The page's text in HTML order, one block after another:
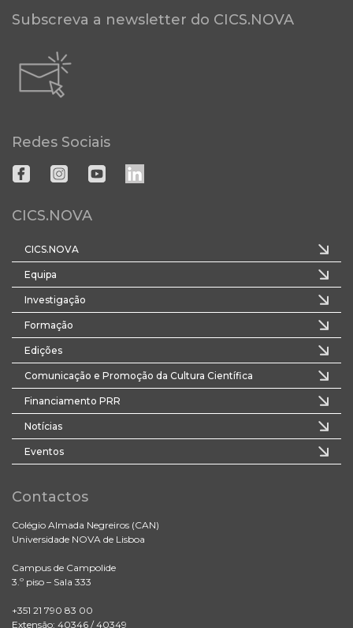
Subscreva a newsletter do CICS.NOVA
Redes Sociais
CICS.NOVA
CICS.NOVA
Equipa
Investigação
Formação
Edições
Comunicação e Promoção da Cultura Científica
Financiamento PRR
Notícias
Eventos
Contactos
Colégio Almada Negreiros (CAN)
Universidade NOVA de Lisboa
Campus de Campolide
3.º piso – Sala 333
+351 21 790 83 00
Extensão: 40346 / 40349